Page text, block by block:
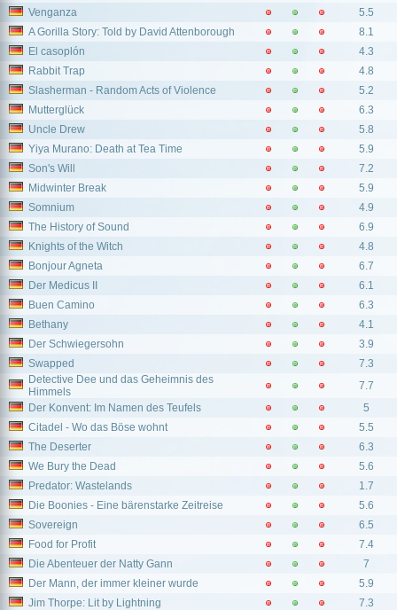
Venganza
5.5
A Gorilla Story: Told by David Attenborough
8.1
El casoplón
4.3
Rabbit Trap
4.8
Slasherman - Random Acts of Violence
5.2
Mutterglück
6.3
Uncle Drew
5.8
Yiya Murano: Death at Tea Time
5.9
Son's Will
7.2
Midwinter Break
5.9
Somnium
4.9
The History of Sound
6.9
Knights of the Witch
4.8
Bonjour Agneta
6.7
Der Medicus II
6.1
Buen Camino
6.3
Bethany
4.1
Der Schwiegersohn
3.9
Swapped
7.3
Detective Dee und das Geheimnis des
Himmels
7.7
Der Konvent: Im Namen des Teufels
5
Citadel - Wo das Böse wohnt
5.5
The Deserter
6.3
We Bury the Dead
5.6
Predator: Wastelands
1.7
Die Boonies - Eine bärenstarke Zeitreise
5.6
Sovereign
6.5
Food for Profit
7.4
Die Abenteuer der Natty Gann
7
Der Mann, der immer kleiner wurde
5.9
Jim Thorpe: Lit by Lightning
7.3